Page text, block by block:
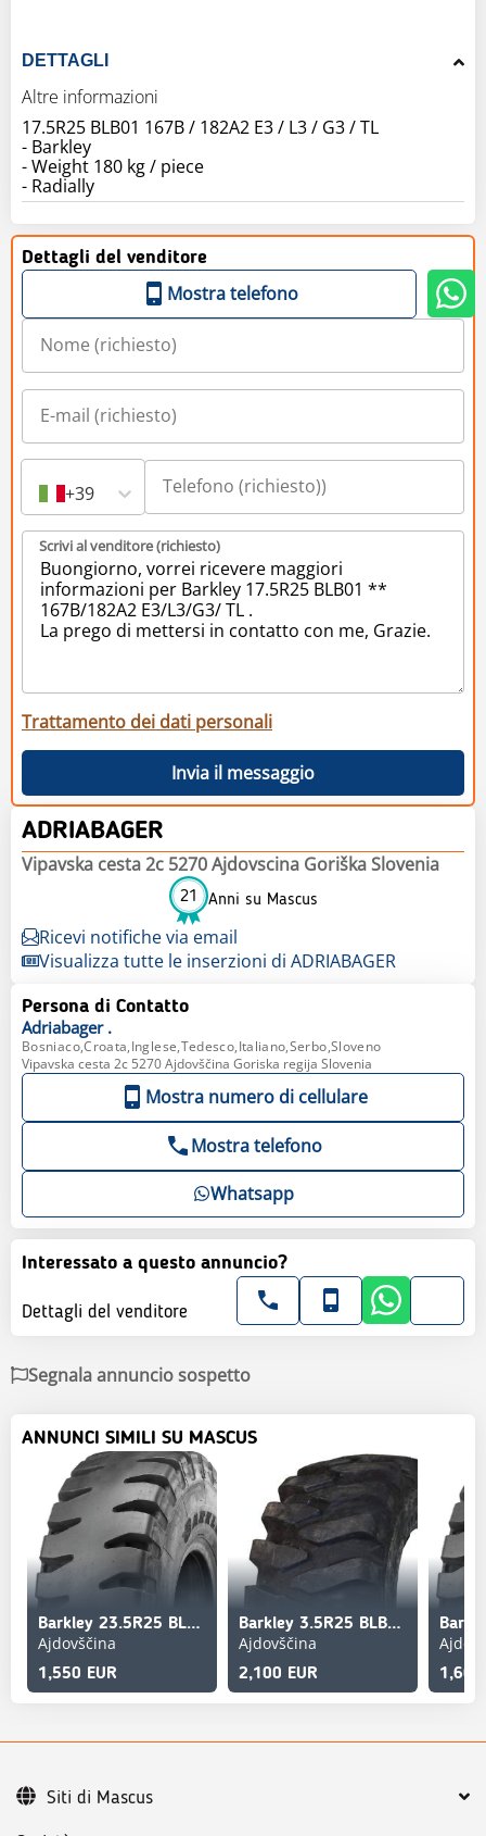
DETTAGLI
Altre informazioni
17.5R25 BLB01 167B / 182A2 E3 / L3 / G3 / TL
- Barkley
- Weight 180 kg / piece
- Radially
Dettagli del venditore
Mostra telefono
+39
Scrivi al venditore (richiesto)
Trattamento dei dati personali
Invia il messaggio
ADRIABAGER
Vipavska cesta 2c 5270 Ajdovscina Goriška Slovenia
21 Anni su Mascus
Ricevi notifiche via email
Visualizza tutte le inserzioni di ADRIABAGER
Persona di Contatto
Adriabager .
Bosniaco,Croata,Inglese,Tedesco,Italiano,Serbo,Sloveno
Vipavska cesta 2c 5270 Ajdovščina Goriska regija Slovenia
Mostra numero di cellulare
Mostra telefono
Whatsapp
Interessato a questo annuncio?
Dettagli del venditore
Segnala annuncio sospetto
ANNUNCI SIMILI SU MASCUS
Barkley 23.5R25 BLB01 185B 201A2
Ajdovščina
1,550 EUR
Barkley 3.5R25 BLB07S+ 201A2 L5
Ajdovščina
2,100 EUR 1,600
Siti di Mascus